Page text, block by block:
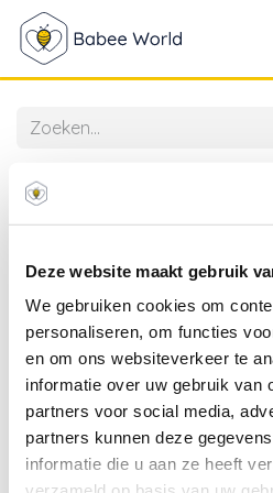
Deze website maakt gebruik
We gebruiken cookies om
personaliseren, om functies
en om ons websiteverkeer te
informatie over uw gebruik van
partners voor social media,
partners kunnen deze
informatie die u aan ze heeft
Ambiente | Servetten
33x33cm 20-pack